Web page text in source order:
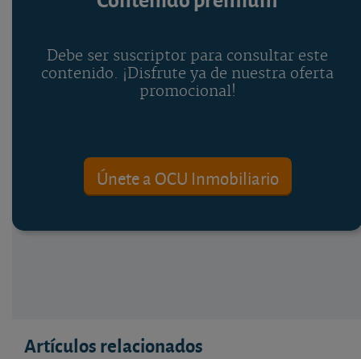
Debe ser suscriptor para consultar este
contenido. ¡Disfrute ya de nuestra oferta
promocional!
Únete a OCU Inmobiliario
Artículos relacionados